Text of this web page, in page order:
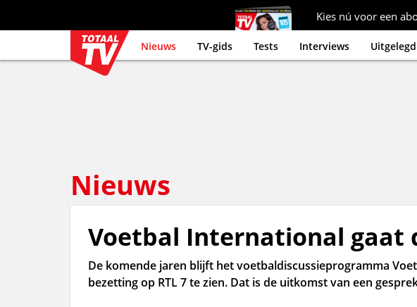
Kies nú voor een
Nieuws TV-gids Tests Interviews Uitgelegd
Nieuws
Voetbal International gaat
De komende jaren blijft het voetbaldiscussieprogramma
bezetting op RTL 7 te zien. Dat is de uitkomst van een